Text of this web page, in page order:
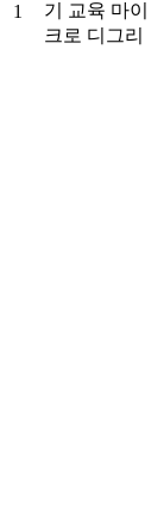
1
기 교육 마이
크로 디그리